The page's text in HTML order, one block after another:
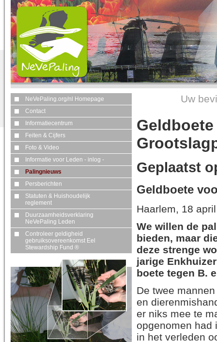
NeVePaling.org/nl Homepage
Contact
Informatiecentrum
Feiten & Cijfers
Foto & Video
Informatie voor Leden - inlog -
Palingnieuws
Persberichten
Statuten & Huishoudelijk
reglement
Duurzaamheidsverklaring
NeVePaling Leden
Controleer geldigheid
gebruiksovereenkomst Eel
Stewardship Fund ®
Uw
Geplaatst
Geldboete
Haarlem, 18
We willen de
bieden, maar
deze strenge
jarige
boete tegen B.
De twee
en
er niks mee te
opgenomen had
in het verleden